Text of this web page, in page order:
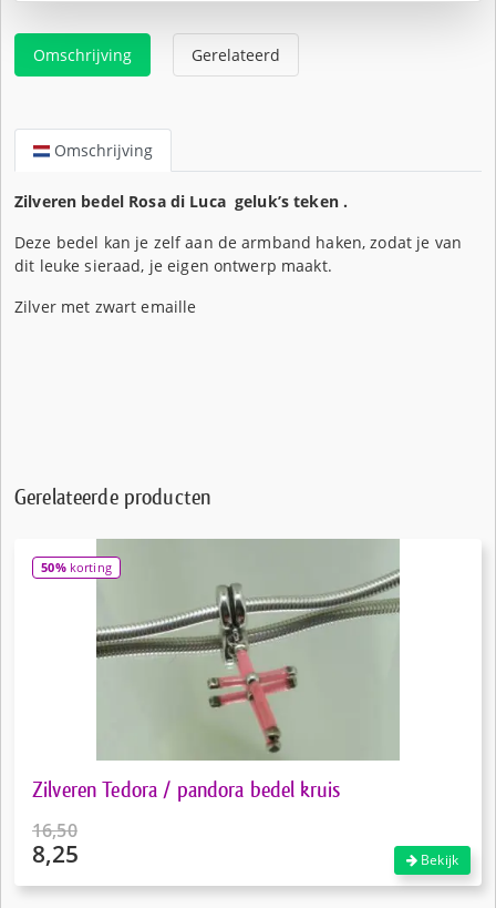
Omschrijving Gerelateerd
Omschrijving
Zilveren bedel Rosa di Luca geluk’s teken .
Deze bedel kan je zelf aan de armband haken, zodat je van
dit leuke sieraad, je eigen ontwerp maakt.
Zilver met zwart emaille
Gerelateerde producten
50%korting
Zilveren Tedora / pandora bedel kruis
16,50
Oorspronkelijke
8,25 Bekijk